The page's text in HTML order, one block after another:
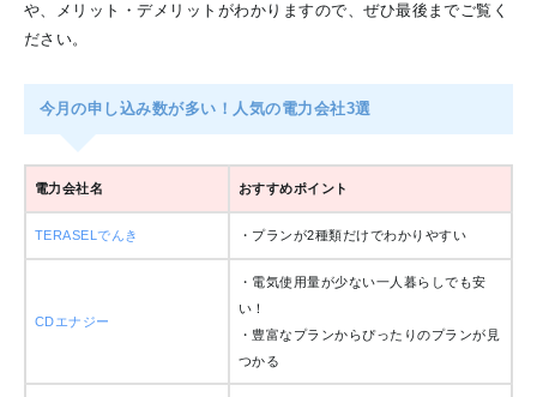
や、メリット・デメリットがわかりますので、ぜひ最後までご覧く
ださい。
今月の申し込み数が多い！人気の電力会社3選
電力会社名 おすすめポイント
TERASELでんき ・プランが2種類だけでわかりやすい
CDエナジー
・電気使用量が少ない一人暮らしでも安
い！
・豊富なプランからぴったりのプランが見
つかる